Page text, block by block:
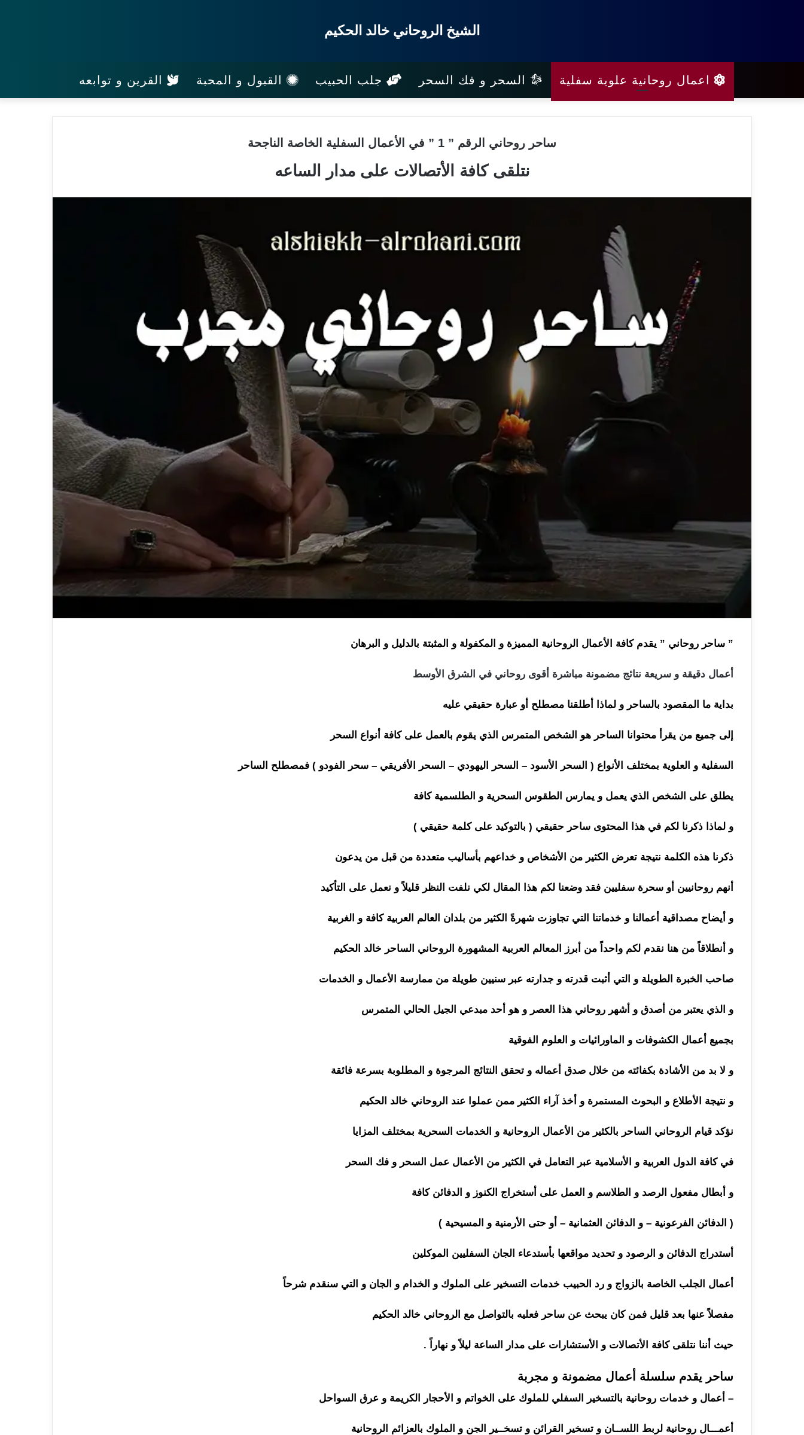
الشيخ الروحاني خالد الحكيم
اعمال روحانية علوية سفلية السحر و فك السحر جلب الحبيب القبول و المحبة القرين و توابعه
ساحر روحاني الرقم ” 1 ” في الأعمال السفلية الخاصة الناجحة
نتلقى كافة الأتصالات على مدار الساعه
” ساحر روحاني ” يقدم كافة الأعمال الروحانية المميزة و المكفولة و المثبتة بالدليل و البرهان
أعمال دقيقة و سريعة نتائج مضمونة مباشرة أقوى روحاني في الشرق الأوسط
بداية ما المقصود بالساحر و لماذا أطلقنا مصطلح أو عبارة حقيقي عليه
إلى جميع من يقرأ محتوانا الساحر هو الشخص المتمرس الذي يقوم بالعمل على كافة أنواع السحر
السفلية و العلوية بمختلف الأنواع ( السحر الأسود – السحر اليهودي – السحر الأفريقي – سحر الفودو ) فمصطلح الساحر
يطلق على الشخص الذي يعمل و يمارس الطقوس السحرية و الطلسمية كافة
و لماذا ذكرنا لكم في هذا المحتوى ساحر حقيقي ( بالتوكيد على كلمة حقيقي )
ذكرنا هذه الكلمة نتيجة تعرض الكثير من الأشخاص و خداعهم بأساليب متعددة من قبل من يدعون
أنهم روحانيين أو سحرة سفليين فقد وضعنا لكم هذا المقال لكي نلفت النظر قليلاً و نعمل على التأكيد
و أيضاح مصداقية أعمالنا و خدماتنا التي تجاوزت شهرةً الكثير من بلدان العالم العربية كافة و الغربية
و أنطلاقاً من هنا نقدم لكم واحداً من أبرز المعالم العربية المشهورة الروحاني الساحر خالد الحكيم
صاحب الخبرة الطويلة و التي أثبت قدرته و جدارته عبر سنيين طويلة من ممارسة الأعمال و الخدمات
و الذي يعتبر من أصدق و أشهر روحاني هذا العصر و هو أحد مبدعي الجيل الحالي المتمرس
بجميع أعمال الكشوفات و الماورائيات و العلوم الفوقية
و لا بد من الأشادة بكفائته من خلال صدق أعماله و تحقق النتائج المرجوة و المطلوبة بسرعة فائقة
و نتيجة الأطلاع و البحوث المستمرة و أخذ آراء الكثير ممن عملوا عند الروحاني خالد الحكيم
نؤكد قيام الروحاني الساحر بالكثير من الأعمال الروحانية و الخدمات السحرية بمختلف المزايا
في كافة الدول العربية و الأسلامية عبر التعامل في الكثير من الأعمال عمل السحر و فك السحر
و أبطال مفعول الرصد و الطلاسم و العمل على أستخراج الكنوز و الدفائن كافة
( الدفائن الفرعونية – و الدفائن العثمانية – أو حتى الأرمنية و المسيحية )
أستدراج الدفائن و الرصود و تحديد مواقعها بأستدعاء الجان السفليين الموكلين
أعمال الجلب الخاصة بالزواج و رد الحبيب خدمات التسخير على الملوك و الخدام و الجان و التي سنقدم شرحاً
مفصلاً عنها بعد قليل فمن كان يبحث عن ساحر فعليه بالتواصل مع الروحاني خالد الحكيم
حيث أننا نتلقى كافة الأتصالات و الأستشارات على مدار الساعة ليلاً و نهاراً .
ساحر يقدم سلسلة أعمال مضمونة و مجربة
– أعمال و خدمات روحانية بالتسخير السفلي للملوك على الخواتم و الأحجار الكريمة و عرق السواحل
أعمـــال روحانية لربط اللســان و تسخير القرائن و تسخــير الجن و الملوك بالعزائم الروحانية